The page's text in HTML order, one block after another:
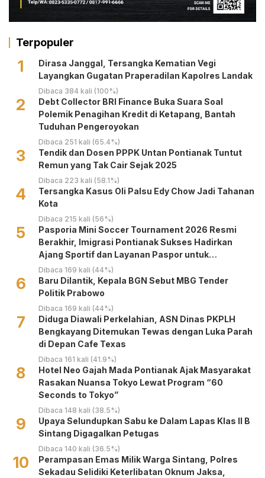
Terpopuler
1
Dirasa Janggal, Tersangka Kematian Vegi
Layangkan Gugatan Praperadilan Kapolres Landak
Dibaca 384 kali (100%)
2
Debt Collector BRI Finance Buka Suara Soal
Polemik Penagihan Kredit di Ketapang, Bantah
Tuduhan Pengeroyokan
Dibaca 251 kali (65.4%)
3
Tendik dan Dosen PPPK Untan Pontianak Tuntut
Remun yang Tak Cair Sejak 2025
Dibaca 223 kali (58.1%)
4
Tersangka Kasus Oli Palsu Edy Chow Jadi Tahanan
Kota
Dibaca 215 kali (56%)
5
Pasporia Mini Soccer Tournament 2026 Resmi
Berakhir, Imigrasi Pontianak Sukses Hadirkan
Ajang Sportif dan Layanan Paspor untuk
Masyarakat
Dibaca 169 kali (44%)
6
Baru Dilantik, Kepala BGN Sebut MBG Tender
Politik Prabowo
Dibaca 169 kali (44%)
7
Diduga Diawali Perkelahian, ASN Dinas PKPLH
Bengkayang Ditemukan Tewas dengan Luka Parah
di Depan Cafe Texas
Dibaca 161 kali (41.9%)
8
Hotel Neo Gajah Mada Pontianak Ajak Masyarakat
Rasakan Nuansa Tokyo Lewat Program “60
Seconds to Tokyo”
Dibaca 148 kali (38.5%)
9
Upaya Selundupkan Sabu ke Dalam Lapas Klas II B
Sintang Digagalkan Petugas
Dibaca 140 kali (36.5%)
10
Perampasan Emas Milik Warga Sintang, Polres
Sekadau Selidiki Keterlibatan Oknum Jaksa,